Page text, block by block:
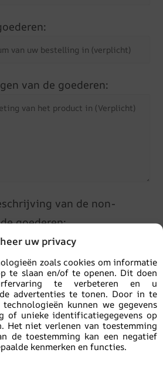
uw privacy
zoals cookies om informatie
te slaan en/of te openen. Dit doen
te verbeteren en u
advertenties te tonen. Door in te
kunnen we gegevens
of unieke identificatiegegevens op
Het niet verlenen van toestemming
de toestemming kan een negatief
kenmerken en functies.
van de goederen:
van de non-
goederen:
van de klacht een